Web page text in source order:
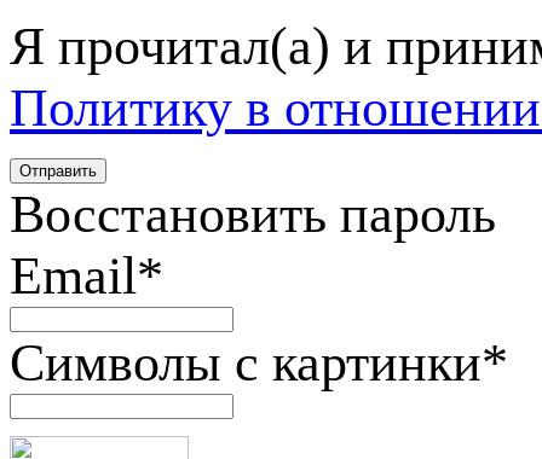
Я прочитал(а) и
Политику в
Восстановить пароль
Email*
Символы с картинки*